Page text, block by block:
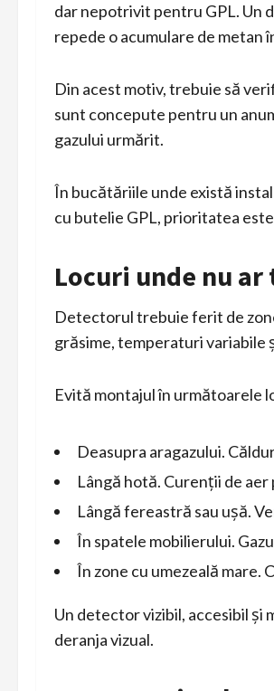
dar nepotrivit pentru GPL. Un
repede o acumulare de metan
Din acest motiv, trebuie să
sunt concepute pentru un
gazului urmărit.
În bucătăriile unde există
cu butelie GPL, prioritatea
Locuri unde nu
Detectorul trebuie ferit de
grăsime, temperaturi variabile
Evită montajul în următoarele
Deasupra aragazului.
Lângă hotă. Curenții de
Lângă fereastră sau ușă.
În spatele mobilierului.
În zone cu umezeală
Un detector vizibil, accesibil și
deranja vizual.